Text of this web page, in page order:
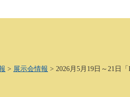
> 展示会情報 > 2026月5月19日～21日「